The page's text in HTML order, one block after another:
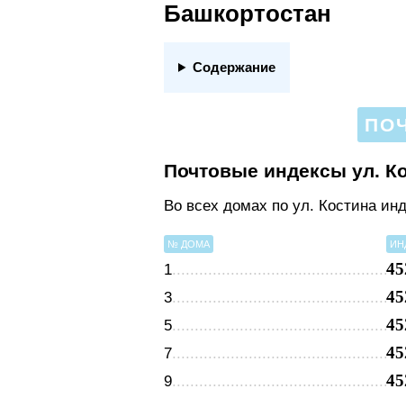
Башкортостан
Содержание
Почтовые индексы ул.
Во всех домах по ул. Костина
№ ДОМА
1
3
5
7
9